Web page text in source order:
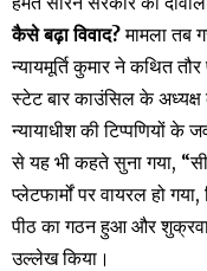
कैसे बढ़ा विवाद?मामला तब
न्यायमूर्ति कुमार ने कथित
स्टेट बार काउंसिल के अध्यक्ष
न्यायाधीश की टिप्पणियों
से यह भी कहते सुना गया,
प्लेटफार्मों पर वायरल हो
पीठ का गठन हुआ और
उल्लेख किया।